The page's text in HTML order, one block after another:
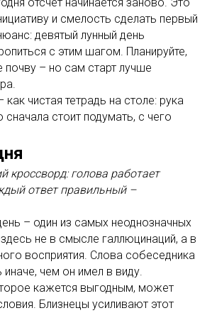
и смелость сделать первый
девятый лунный день
с этим шагом. Планируйте,
почву – но сам старт лучше
как чистая тетрадь на столе: рука
сначала стоит подумать, с чего
кроссворд: голова работает
ответ правильный –
– один из самых неоднозначных
не в смысле галлюцинаций, а в
восприятия. Слова собеседника
иначе, чем он имел в виду.
кажется выгодным, может
Близнецы усиливают этот